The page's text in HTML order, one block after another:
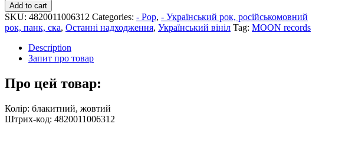
Add to cart
SKU: 4820011006312 Categories: - Pop, - Український рок, російськомовний
рок, панк, ска, Останні надходження, Український вініл Tag: MOON records
Description
Запит про товар
Про цей товар:
Колір: блакитний, жовтий
Штрих-код: 4820011006312